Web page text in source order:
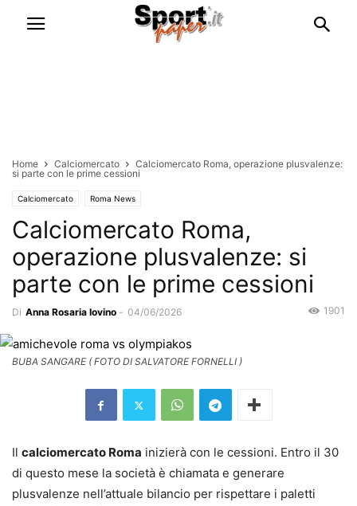
Home Calciomercato
Calciomercato Roma, operazione plusvalenze:
si parte con le prime cessioni
Calciomercato Roma News
Calciomercato Roma,
operazione plusvalenze: si
parte con le prime cessioni
Di Anna Rosaria Iovino - 04/06/2026 1901
BUBA SANGARE ( FOTO DI SALVATORE FORNELLI )
Il calciomercato Roma inizierà con le cessioni. Entro il 30
di questo mese la società è chiamata e generare
plusvalenze nell’attuale bilancio per rispettare i paletti